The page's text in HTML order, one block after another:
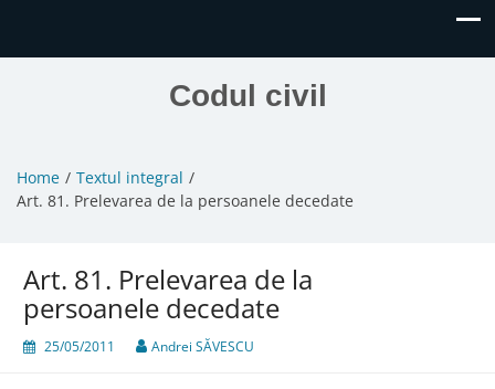
Codul civil
Home
Textul integral
Art. 81. Prelevarea de la persoanele decedate
Art. 81. Prelevarea de la
persoanele decedate
25/05/2011 Andrei SĂVESCU